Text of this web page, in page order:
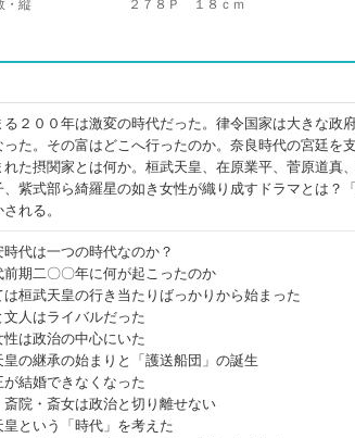
・縦
２７８Ｐ １８ｃｍ
２００年は激変の時代だった。律令国家は大きな政
った。その富はどこへ行ったのか。奈良時代の宮廷を
た摂関家とは何か。桓武天皇、在原業平、菅原道真
紫式部ら綺羅星の如き女性が織り成すドラマとは？
れる。
代は一つの時代なのか？
期二〇〇年に何が起こったのか
桓武天皇の行き当たりばっかりから始まった
人はライバルだった
は政治の中心にいた
の継承の始まりと「護送船団」の誕生
結婚できなくなった
院・斎女は政治と切り離せない
という「時代」を考えた